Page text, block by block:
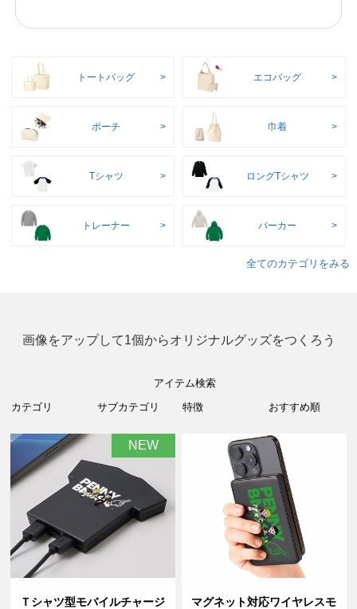
トートバッグ エコバッグ
ポーチ 巾着
Tシャツ ロングTシャツ
トレーナー パーカー
全てのカテゴリをみる
画像をアップして1個からオリジナルグッズをつくろう
アイテム検索
NEW
Ｔシャツ型モバイルチャージ
マグネット対応ワイヤレスモ